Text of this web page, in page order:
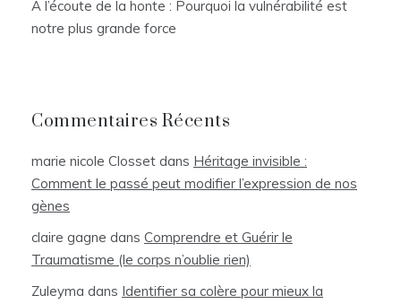
À l’écoute de la honte : Pourquoi la vulnérabilité est
notre plus grande force
Commentaires Récents
marie nicole Closset dans Héritage invisible :
Comment le passé peut modifier l’expression de nos
gènes
claire gagne dans Comprendre et Guérir le
Traumatisme (le corps n’oublie rien)
Zuleyma dans Identifier sa colère pour mieux la